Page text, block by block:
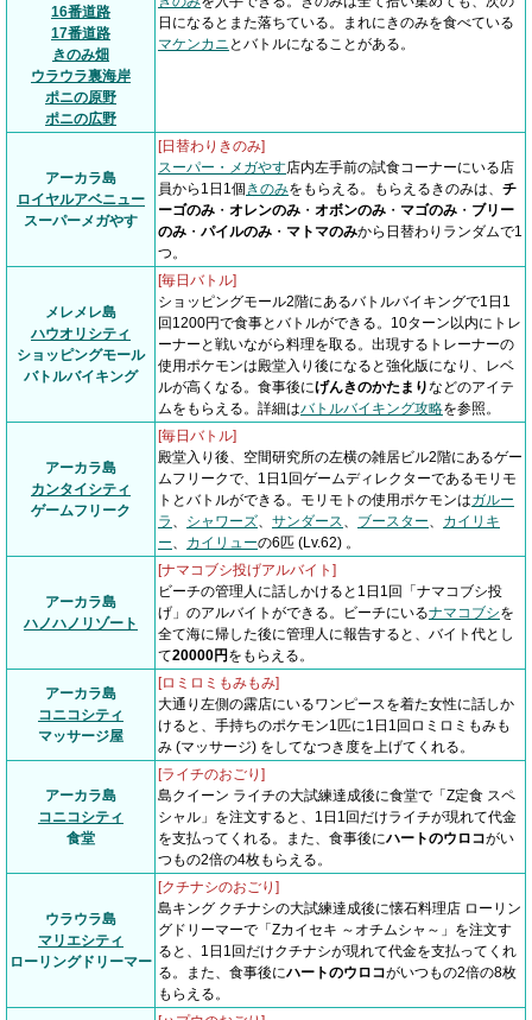
16番道路
17番道路
きのみ畑
ウラウラ裏海岸
ポニの原野
ポニの広野
日になるとまた落ちている。まれにきのみを食べている
マケンカニ とバトルになることがある。
アーカラ島
ロイヤルアベニュー
スーパーメガやす
[日替わりきのみ]
スーパー・メガやす店内左手前の試食コーナーにいる店
員から1日1個きのみをもらえる。もらえるきのみは、 チ
ーゴのみ ・ オレンのみ ・ オボンのみ ・ マゴのみ ・ ブリー
のみ ・ パイルのみ ・ マトマのみから日替わりランダムで1
つ。
メレメレ島
ハウオリシティ
ショッピングモール
バトルバイキング
[毎日バトル]
ショッピングモール2階にあるバトルバイキングで1日1
回1200円で食事とバトルができる。10ターン以内にトレ
ーナーと戦いながら料理を取る。出現するトレーナーの
使用ポケモンは殿堂入り後になると強化版になり、レベ
ルが高くなる。食事後にげんきのかたまりなどのアイテ
ムをもらえる。詳細はバトルバイキング攻略を参照。
アーカラ島
カンタイシティ
ゲームフリーク
[毎日バトル]
殿堂入り後、空間研究所の左横の雑居ビル2階にあるゲー
ムフリークで、1日1回ゲームディレクターであるモリモ
トとバトルができる。モリモトの使用ポケモンはガルー
ラ 、 シャワーズ、 サンダース、 ブースター、 カイリキ
ー、 カイリューの6匹 (Lv.62) 。
アーカラ島
ハノハノリゾート
[ナマコブシ投げアルバイト]
ビーチの管理人に話しかけると1日1回「ナマコブシ投
げ」のアルバイトができる。ビーチにいるナマコブシを
全て海に帰した後に管理人に報告すると、バイト代とし
て20000円 をもらえる。
アーカラ島
コニコシティ
マッサージ屋
[ロミロミもみもみ]
大通り左側の露店にいるワンピースを着た女性に話しか
けると、手持ちのポケモン1匹に1日1回ロミロミもみも
み (マッサージ) をしてなつき度を上げてくれる。
アーカラ島
コニコシティ
食堂
[ライチのおごり]
島クイーン ライチの大試練達成後に食堂で「Z定食 スペ
シャル」を注文すると、1日1回だけライチが現れて代金
を支払ってくれる。また、食事後にハートのウロコがい
つもの2倍の4枚もらえる。
ウラウラ島
マリエシティ
ローリングドリーマー
[クチナシのおごり]
島キング クチナシの大試練達成後に懐石料理店 ローリン
グドリーマーで「Zカイセキ ～オチムシャ～」を注文す
ると、1日1回だけクチナシが現れて代金を支払ってくれ
る。また、食事後にハートのウロコがいつもの2倍の8枚
もらえる。